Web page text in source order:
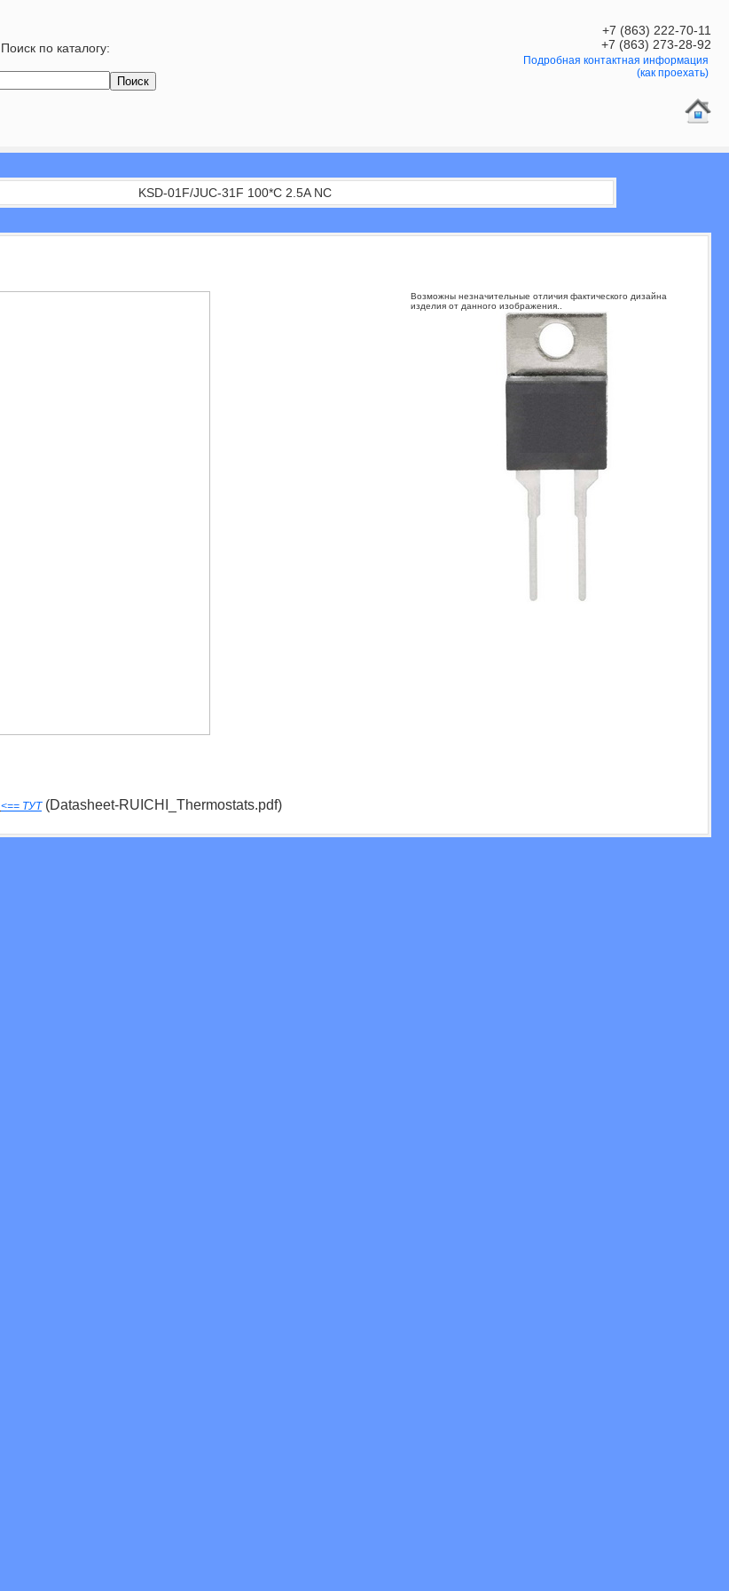
Поиск по каталогу:
+7 (863) 222-70-11
+7 (863) 273-28-92
Подробная контактная информация
(как проехать)
KSD-01F/JUC-31F 100*C 2.5A NC
<== ТУТ(Datasheet-RUICHI_Thermostats.pdf)
Возможны незначительные отличия фактического дизайна
изделия от данного изображения..